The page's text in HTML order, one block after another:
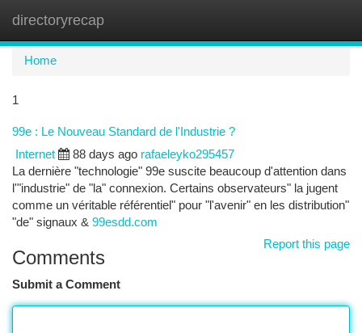
directoryrecap
Home
1
99e : Le Nouveau Standard de l'Industrie ?
Internet 88 days ago rafaeleyko295457
La dernière "technologie" 99e suscite beaucoup d'attention dans
l'"industrie" de "la" connexion. Certains observateurs" la jugent
comme un véritable référentiel" pour "l'avenir" en les distribution"
"de" signaux & 99esdd.com
Report this page
Comments
Submit a Comment